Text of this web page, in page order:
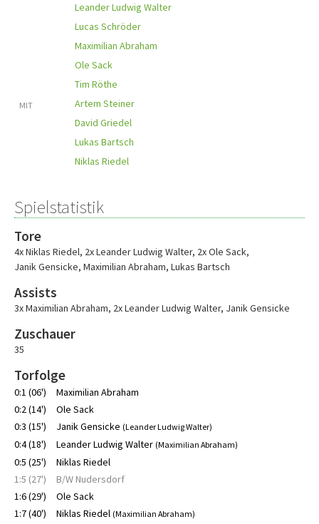
Leander Ludwig Walter
Lucas Schröder
Maximilian Abraham
Ole Sack
Tim Röthe
MIT
Artem Steiner
David Griedel
Lukas Bartsch
Niklas Riedel
Spielstatistik
Tore
4x Niklas Riedel, 2x Leander Ludwig Walter, 2x Ole Sack,
Janik Gensicke, Maximilian Abraham, Lukas Bartsch
Assists
3x Maximilian Abraham, 2x Leander Ludwig Walter, Janik Gensicke
Zuschauer
35
Torfolge
0:1 (06')
Maximilian Abraham
0:2 (14')
Ole Sack
0:3 (15')
Janik Gensicke (Leander Ludwig Walter)
0:4 (18') Leander Ludwig Walter (Maximilian Abraham)
0:5 (25')
Niklas Riedel
1:5 (27')
B/W Nudersdorf
1:6 (29')
Ole Sack
1:7 (40')
Niklas Riedel (Maximilian Abraham)